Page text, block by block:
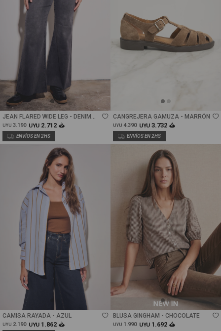
JEAN FLARED WIDE LEG - DENIM
GRIS
UYU 3.190 UYU 2.712
CANGREJERA GAMUZA - MARRÓN
UYU 4.390 UYU 3.732
Talle
CAMISA RAYADA - AZUL
UYU 2.190 UYU 1.862
BLUSA GINGHAM - CHOCOLATE
UYU 1.990 UYU 1.692